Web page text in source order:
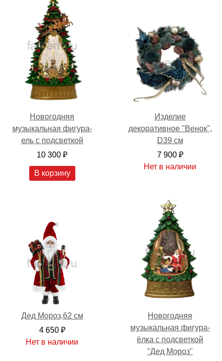
Новогодняя
музыкальная фигура-
ель с подсветкой
10 300 ₽
В корзину
Изделие
декоративное "Венок",
D39 см
7 900 ₽
Нет в наличии
Дед Мороз,62 см
4 650 ₽
Нет в наличии
Новогодняя
музыкальная фигура-
ёлка с подсветкой
"Дед Мороз"